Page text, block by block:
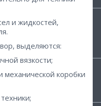
и жидкостей,
выделяются:
вязкости;
коробки